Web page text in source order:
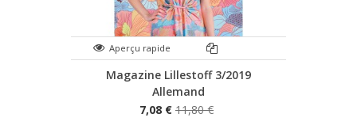
Aperçu rapide
Magazine Lillestoff 3/2019
Allemand
7,08 € 11,80 €